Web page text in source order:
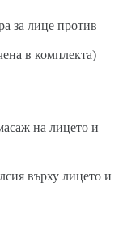
за лице против
в комплекта)
на лицето и
върху лицето и